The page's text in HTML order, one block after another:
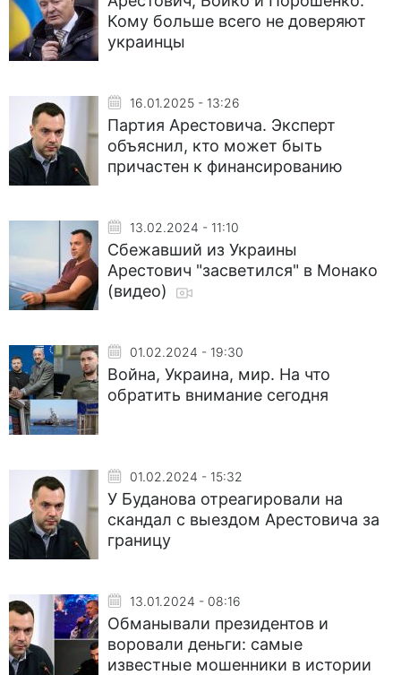
Кому больше всего не доверяют
украинцы
16.01.2025 - 13:26
Партия Арестовича. Эксперт
объяснил, кто может быть
причастен к финансированию
13.02.2024 - 11:10
Сбежавший из Украины
Арестович "засветился" в Монако
(видео)
01.02.2024 - 19:30
Война, Украина, мир. На что
обратить внимание сегодня
01.02.2024 - 15:32
У Буданова отреагировали на
скандал с выездом Арестовича за
границу
13.01.2024 - 08:16
Обманывали президентов и
воровали деньги: самые
известные мошенники в истории